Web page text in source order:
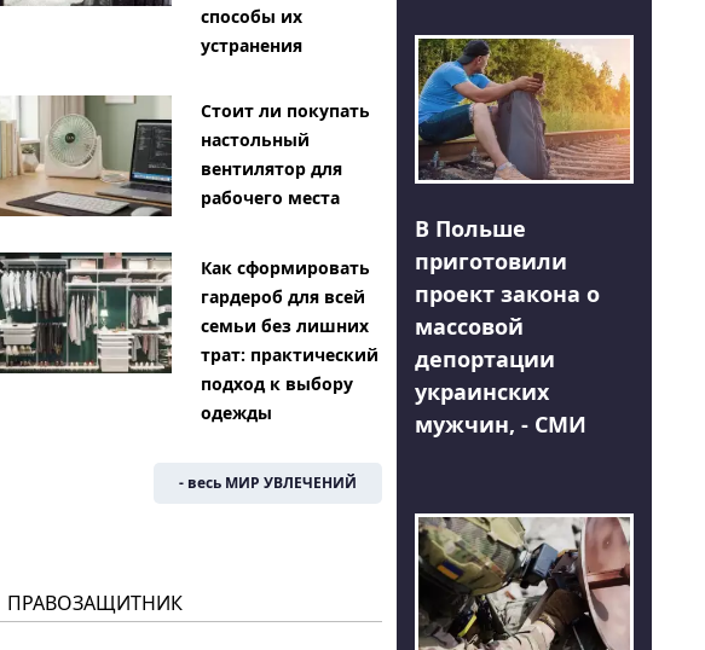
способы их
устранения
Стоит ли покупать
настольный
вентилятор для
рабочего места
Как сформировать
гардероб для всей
семьи без лишних
трат: практический
подход к выбору
одежды
- весь МИР УВЛЕЧЕНИЙ
ПРАВОЗАЩИТНИК
В Польше
приготовили
проект закона о
массовой
депортации
украинских
мужчин, - СМИ